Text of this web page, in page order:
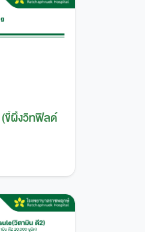
(ขี้ผึ้งวิทฟิลด์